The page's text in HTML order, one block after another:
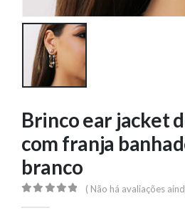
Brinco ear jacket
com franja
branco
( Não há avaliações